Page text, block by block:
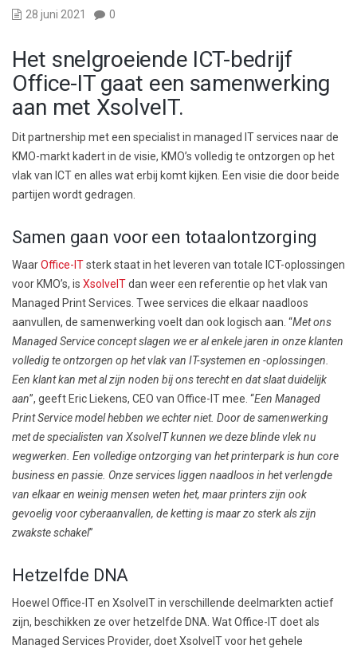
28 juni 2021 0
Het snelgroeiende ICT-bedrijf
Office-IT gaat een samenwerking
aan met XsolveIT.
Dit partnership met een specialist in managed IT services naar de
KMO-markt kadert in de visie, KMO’s volledig te ontzorgen op het
vlak van ICT en alles wat erbij komt kijken. Een visie die door beide
partijen wordt gedragen.
Samen gaan voor een totaalontzorging
WaarOffice-ITsterk staat in het leveren van totale ICT-oplossingen
voor KMO’s, is XsolveITdan weer een referentie op het vlak van
Managed Print Services. Twee services die elkaar naadloos
aanvullen, de samenwerking voelt dan ook logisch aan. “Met ons
Managed Service concept slagen we er al enkele jaren in onze klanten
volledig te ontzorgen op het vlak van IT-systemen en -oplossingen.
Een klant kan met al zijn noden bij ons terecht en dat slaat duidelijk
aan”, geeft Eric Liekens, CEO van Office-IT mee. “Een Managed
Print Service model hebben we echter niet. Door de samenwerking
met de specialisten van XsolveIT kunnen we deze blinde vlek nu
wegwerken. Een volledige ontzorging van het printerpark is hun core
business en passie. Onze services liggen naadloos in het verlengde
van elkaar en weinig mensen weten het, maar printers zijn ook
gevoelig voor cyberaanvallen, de ketting is maar zo sterk als zijn
zwakste schakel”
Hetzelfde DNA
Hoewel Office-IT en XsolveIT in verschillende deelmarkten actief
zijn, beschikken ze over hetzelfde DNA. Wat Office-IT doet als
Managed Services Provider, doet XsolveIT voor het gehele